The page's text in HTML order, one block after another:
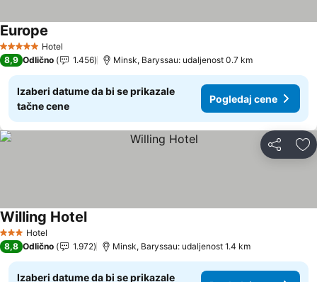
5 ZvezdiceHotel
Europe
8,9 Odlično 1.456 Minsk, Baryssau: udaljenost 0.7 km
Izaberi datume da bi se prikazale
tačne cene
Pogledaj cene
Deli
3 Zvezdice
Hotel
Willing Hotel
8,8 Odlično 1.972 Minsk, Baryssau: udaljenost 1.4 km
Izaberi datume da bi se prikazale